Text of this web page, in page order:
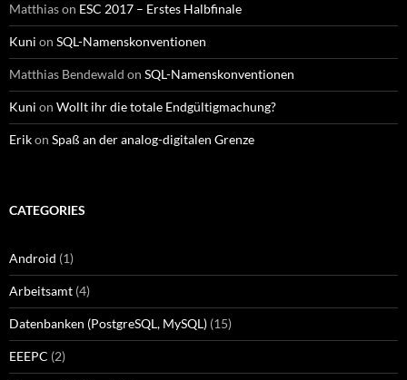
Matthiason ESC 2017 – Erstes Halbfinale
Kuni on SQL-Namenskonventionen
Matthias Bendewald on SQL-Namenskonventionen
Kuni on Wollt ihr die totale Endgültigmachung?
Erikon Spaß an der analog-digitalen Grenze
CATEGORIES
Android (1)
Arbeitsamt (4)
Datenbanken (PostgreSQL, MySQL) (15)
EEEPC (2)